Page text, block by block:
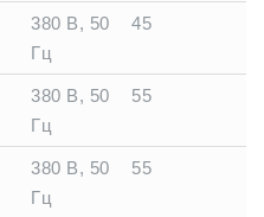
380 В, 50
Гц
45
380 В, 50
Гц
55
380 В, 50
Гц
55